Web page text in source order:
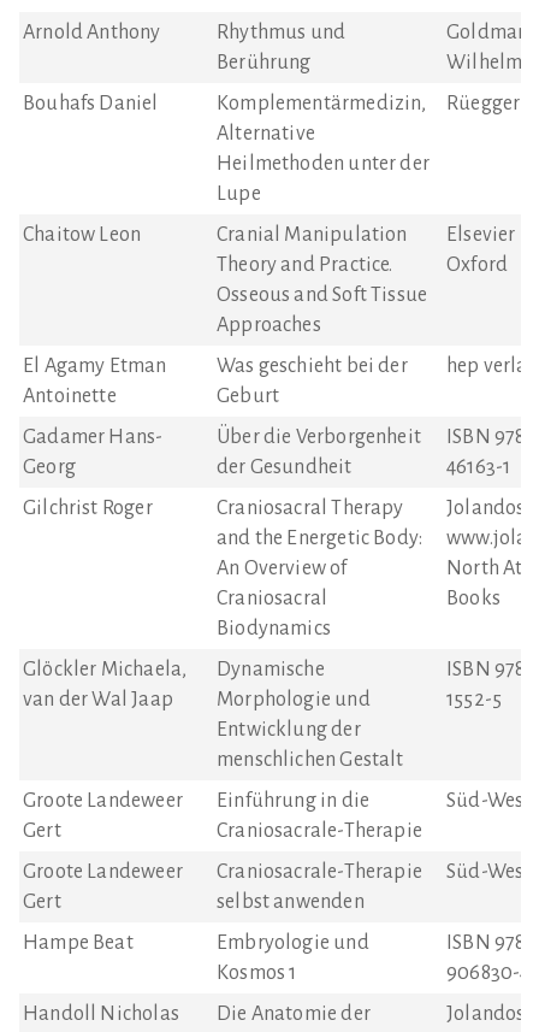
Arnold Anthony
Rhythmus und
Berührung
Goldmann
Wilhelm
Bouhafs Daniel
Komplementärmedizin,
Alternative
Heilmethoden unter der
Lupe
Rüegger
Chaitow Leon
Cranial Manipulation
Theory and Practice.
Osseous and Soft Tissue
Approaches
Elsevier
Oxford
El Agamy Etman
Antoinette
Was geschieht bei der
Geburt
hep verlag
Gadamer Hans-
Georg
Über die Verborgenheit
der Gesundheit
ISBN 978-
46163-1
Gilchrist Roger
Craniosacral Therapy
and the Energetic Body:
An Overview of
Craniosacral
Biodynamics
Jolandos
North
Books
Glöckler Michaela,
van der Wal Jaap
Dynamische
Morphologie und
Entwicklung der
menschlichen Gestalt
ISBN
1552-5
Groote Landeweer
Gert
Einführung in die
Craniosacrale-Therapie
Süd-
Groote Landeweer
Gert
Craniosacrale-Therapie
selbst anwenden
Süd-
Hampe Beat
Embryologie und
Kosmos 1
ISBN 978-
906830-
Handoll Nicholas
Die Anatomie der
Jolandos